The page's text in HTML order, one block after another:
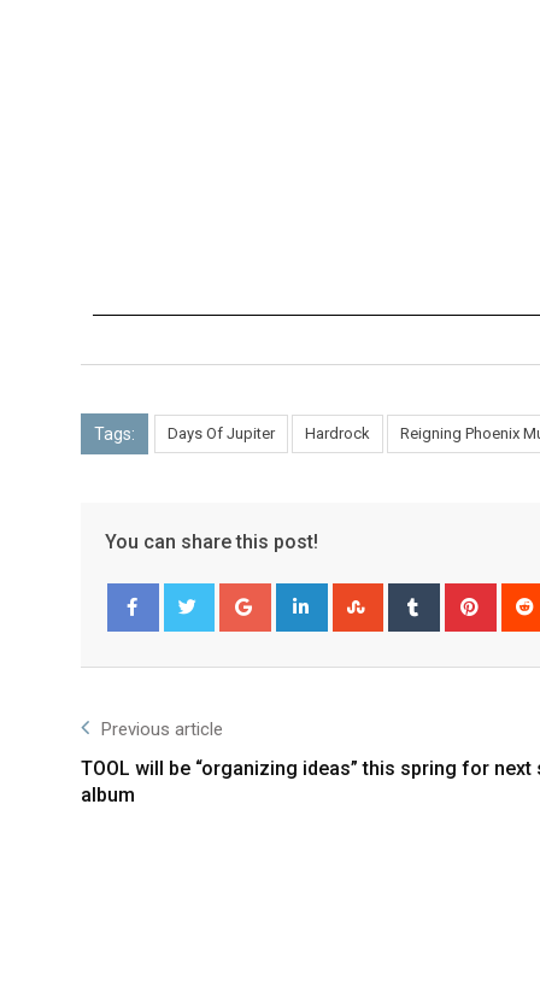
Tags: Days Of Jupiter Hardrock Reigning Phoenix
You can share this post!
Previous article
TOOL will be “organizing ideas” this spring for next
album